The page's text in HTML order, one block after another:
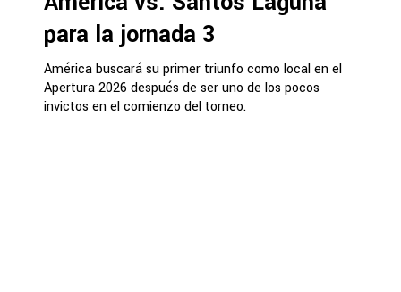
para la jornada 3
América buscará su primer triunfo como local en el
Apertura 2026 después de ser uno de los pocos
invictos en el comienzo del torneo.